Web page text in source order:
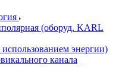
(оборуд. KARL
энергии)
канала